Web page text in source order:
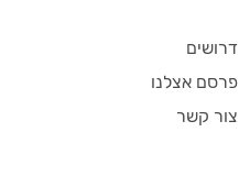
דרושים
פרסם אצלנו
צור קשר